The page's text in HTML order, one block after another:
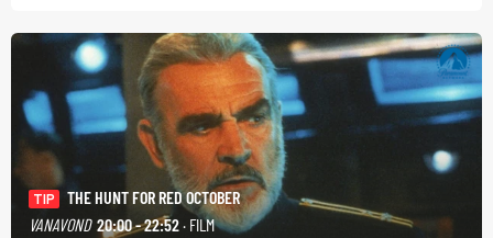
TIP
THE HUNT FOR RED OCTOBER
VANAVOND 20:00 - 22:52· FILM